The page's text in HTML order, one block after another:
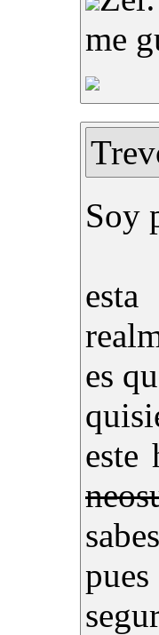
me
Soy
es
este